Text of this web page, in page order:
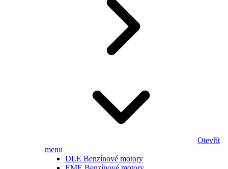
Otevřít
menu
DLE Benzínové motory